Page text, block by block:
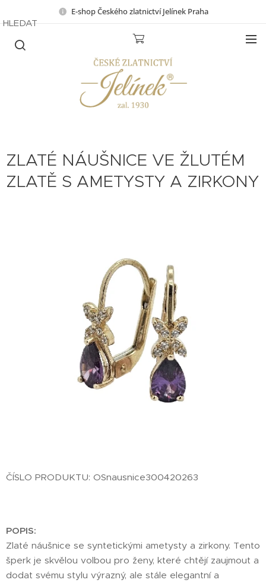
E-shop Českého zlatnictví Jelínek Praha
HLEDAT
ZLATÉ NÁUŠNICE VE ŽLUTÉM
ZLATĚ S AMETYSTY A ZIRKONY
ČÍSLO PRODUKTU: OSnausnice300420263
POPIS:
Zlaté náušnice se syntetickými ametysty a zirkony. Tento
šperk je skvělou volbou pro ženy, které chtějí zaujmout a
dodat svému stylu výrazný, ale stále elegantní a